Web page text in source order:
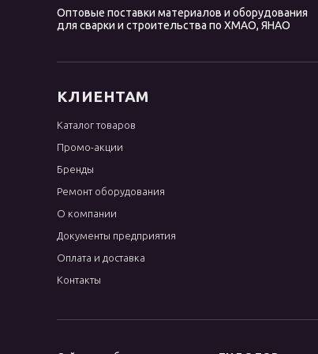
OK Tigrod 13.22
OK Tigrod 13.32
OK Tigrod 13.38
OK Tigrod 19.12
OK Tigrod 19.40
OK Tigrod 19.85
OK Tigrod 4043
OK Tigrod 4047
Оптовые поставки материалов и оборудования
для сварки и строительства по ХМАО, ЯНАО
КЛИЕНТАМ
Каталог товаров
Промо-акции
Бренды
Ремонт оборудования
О компании
Документы предприятия
Оплата и доставка
Контакты